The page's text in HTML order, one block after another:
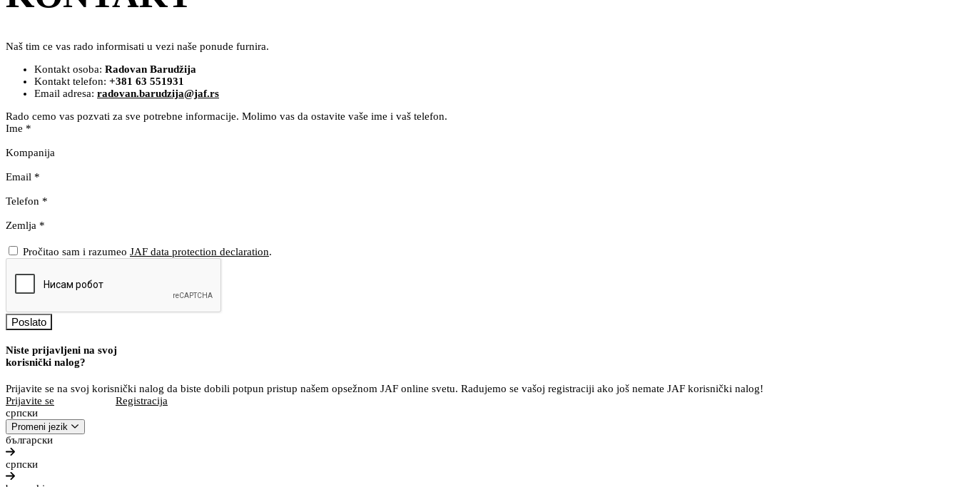
Naš tim ce vas rado informisati u vezi naše ponude furnira.
Kontakt osoba: Radovan Barudžija
Kontakt telefon: +381 63 551931
Email adresa: radovan.barudzija@jaf.rs
Rado cemo vas pozvati za sve potrebne informacije. Molimo vas da ostavite vaše ime i vaš telefon.
Ime *
Kompanija
Email *
Telefon *
Zemlja *
Pročitao sam i razumeo JAF data protection declaration.
Poslato
Niste prijavljeni na svoj
korisnički nalog?
Prijavite se na svoj korisnički nalog da biste dobili potpun pristup našem opsežnom JAF online svetu. Radujemo se vašoj registraciji ako još nemate JAF korisnički nalog!
Prijavite se
Registracija
српски
Promeni jezik
български
српски